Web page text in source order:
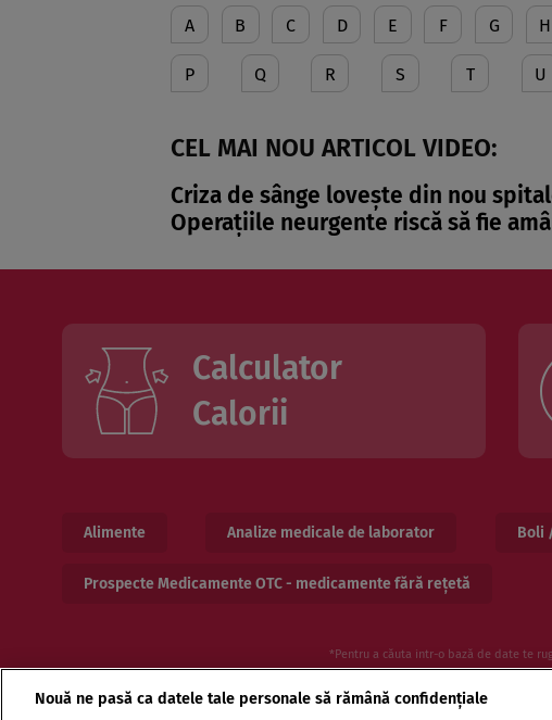
A B C D E F G H
P Q R S T U
CEL MAI NOU ARTICOL VIDEO:
Criza de sânge lovește din nou
Operațiile neurgente riscă să fie
Calculator
Calorii
Alimente Analize medicale de laborator Boli
Prospecte Medicamente OTC - medicamente fără rețetă
*Pentru a căuta intr-o bază de date te
Nouă ne pasă ca datele tale personale să rămână confidențiale